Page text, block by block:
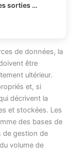
Comment structurer les sorties LLM avec Outlines ?
de données, la
être
ultérieur.
et, si
décrivent la
et stockées. Les
des bases de
de gestion de
volume de